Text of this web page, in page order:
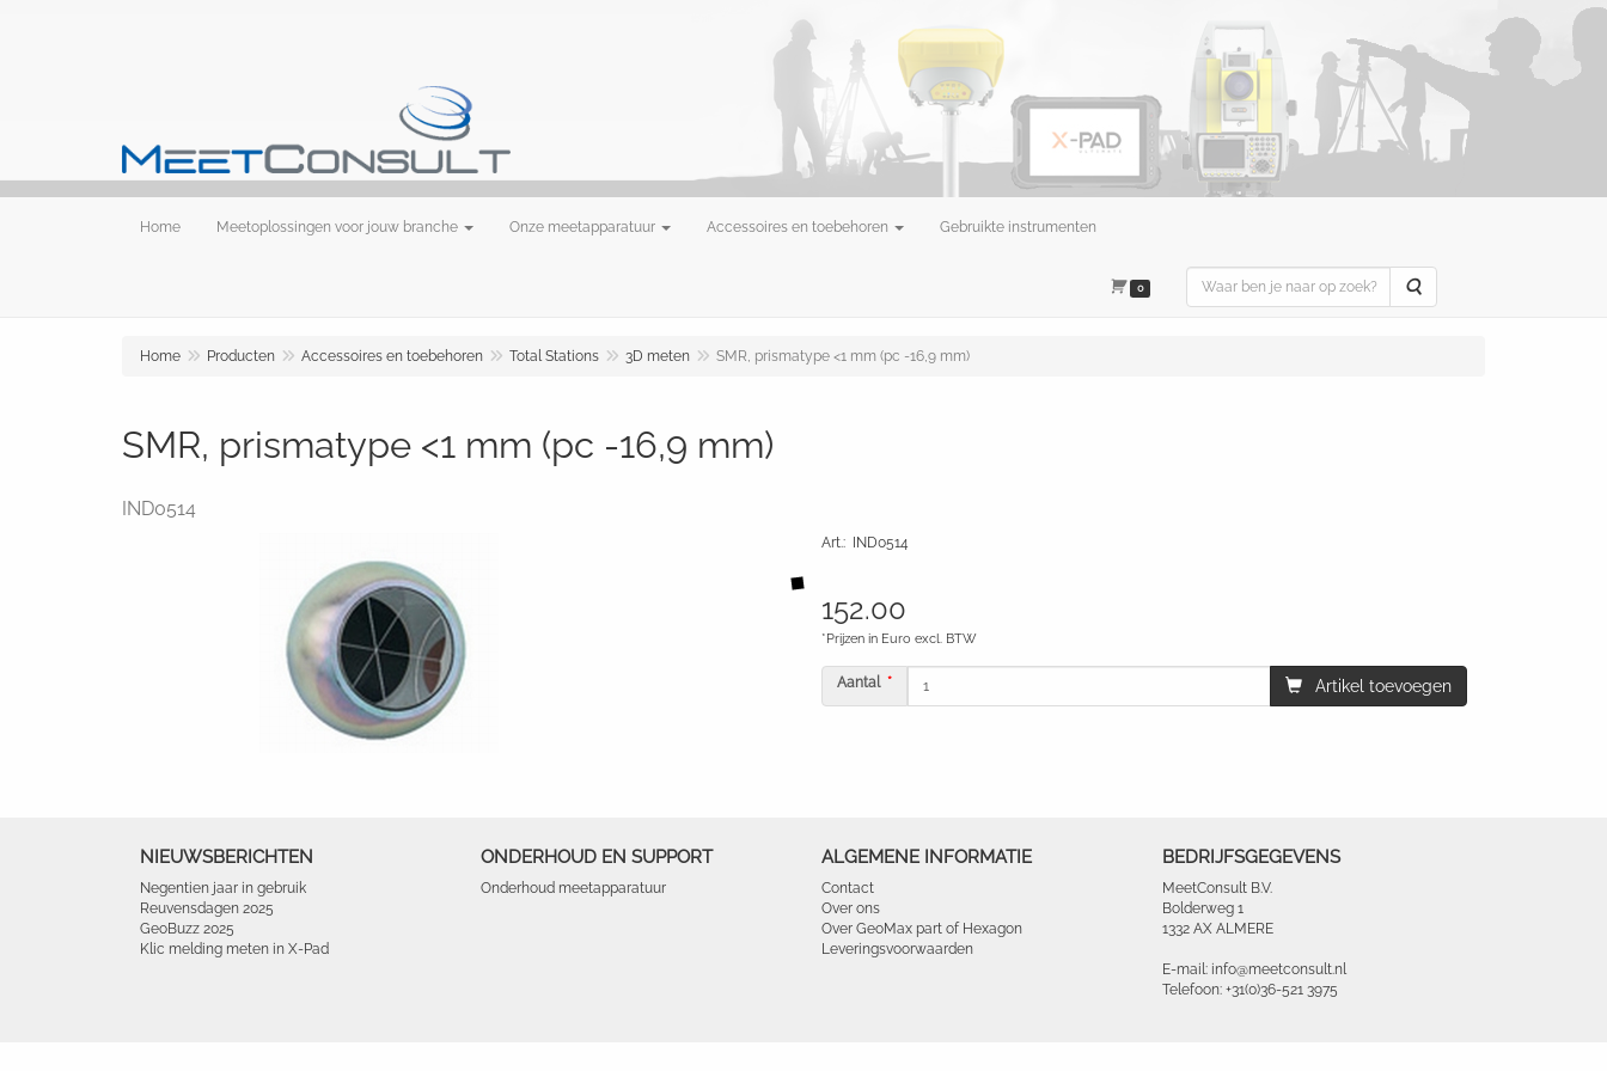
Home Meetoplossingen voor jouw branche Onze meetapparatuur Accessoires en toebehoren Gebruikte instrumenten
0 Zoeken
Home Producten Accessoires en toebehoren Total Stations 3D meten SMR, prismatype <1 mm (pc -16,9 mm)
SMR, prismatype <1 mm (pc -16,9 mm)
IND0514
Art.: IND0514
152.00
*Prijzen in Euro excl. BTW
Aantal Artikel toevoegen
NIEUWSBERICHTEN
Negentien jaar in gebruik
Reuvensdagen 2025
GeoBuzz 2025
Klic melding meten in X-Pad
ONDERHOUD EN SUPPORT
Onderhoud meetapparatuur
ALGEMENE INFORMATIE
Contact
Over ons
Over GeoMax part of Hexagon
Leveringsvoorwaarden
BEDRIJFSGEGEVENS
MeetConsult B.V.
Bolderweg 1
1332 AX ALMERE
E-mail: info@meetconsult.nl
Telefoon: +31(0)36-521 3975